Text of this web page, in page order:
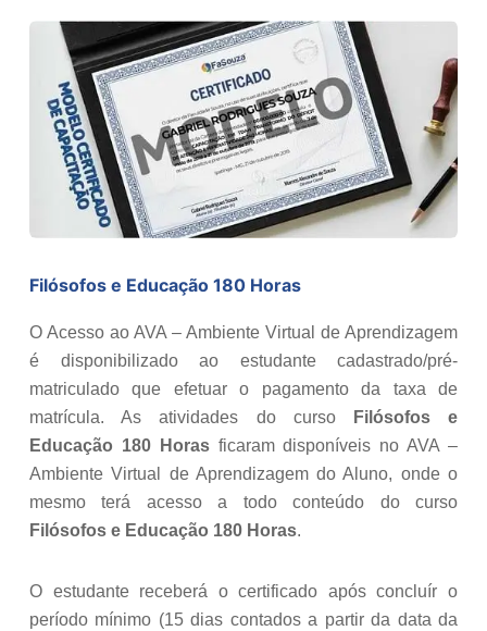
Filósofos e Educação 180 Horas
O Acesso ao AVA – Ambiente Virtual de Aprendizagem
é disponibilizado ao estudante cadastrado/pré-
matriculado que efetuar o pagamento da taxa de
matrícula. As atividades do curso
Filósofos e
Educação 180 Horasficaram disponíveis no AVA –
Ambiente Virtual de Aprendizagem do Aluno, onde o
mesmo terá acesso a todo conteúdo do curso
Filósofos e Educação 180 Horas.
O estudante receberá o certificado após concluír o
período mínimo (15 dias contados a partir da data da